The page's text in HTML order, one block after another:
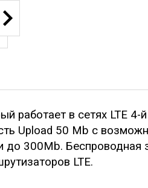
работает в сетях LTE 4-й
Upload 50 Mb с
до 300Mb.
LTE.